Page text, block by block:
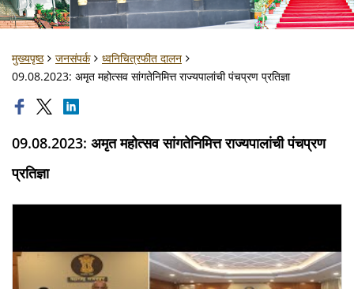
मुख्यपृष्ठ जनसंपर्क
ध्वनिचित्रफीत दालन
09.08.2023: अमृत महोत्सव सांगतेनिमित्त राज्यपालांची पंचप्रण प्रतिज्ञा
09.08.2023: अमृत महोत्सव सांगतेनिमित्त राज्यपालांची पंचप्रण
प्रतिज्ञा